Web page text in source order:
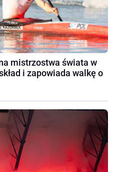
mistrzostwa świata w
i zapowiada walkę o